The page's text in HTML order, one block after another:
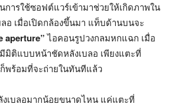
การใช้ซอฟต์แวร์เข้ามาช่วยให้เกิดภาพใน
อ เมื่อเปิดกล้องขึ้นมา แท็บด้านบนจะ
aperture”ไอคอนรูปวงกลมหกแฉก เมื่อ
มิติแบบหน้าชัดหลังเบลอ เพียงแตะที่
พร้อมที่จะถ่ายในทันทีแล้ว
งเบลอมากน้อยขนาดไหน แค่แตะที่